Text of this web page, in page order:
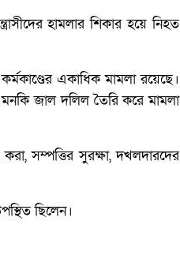
হামলার শিকার হয়ে নিহত
একাধিক মামলা রয়েছে।
জাল দলিল তৈরি করে মামলা
সম্পত্তির সুরক্ষা, দখলদারদের
ছিলেন।